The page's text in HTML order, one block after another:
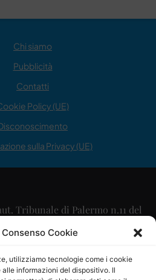
Cookie
utilizziamo tecnologie come i cookie
informazioni del dispositivo. Il
Chi siamo
Pubblicità
Contatti
Policy (UE)
sulla Privacy (UE)
Tribunale di Palermo n.11 del
09/2015